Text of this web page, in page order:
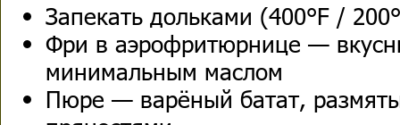
Запекать дольками (400°F /
Фри в аэрофритюрнице —
минимальным маслом
Пюре — варёный батат,